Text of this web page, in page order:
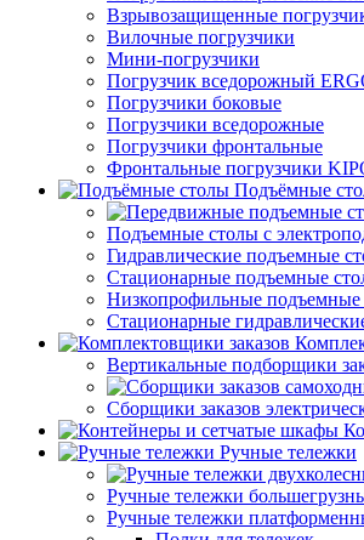
Взрывозащищенные
Вилочные погрузчики
Мини-погрузчики
Погрузчик вседорожный
Погрузчики боковые
Погрузчики вседорожные
Погрузчики фронтальные
Фронтальные погрузчики
Подъёмные
Подъемные столы с
Гидравлические подъемные
Стационарные подъемные
Низкопрофильные подъемные
Стационарные
Вертикальные подборщики
Сборщики заказов
Ручные тележки
Ручные тележки
Ручные тележки